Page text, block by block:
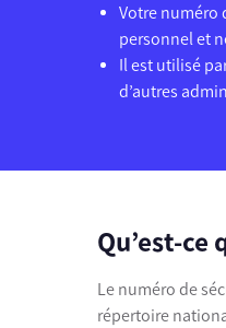
Votre numéro
personnel et
Il est utilisé
d’autres
Qu’est-ce
Le numéro de
répertoire